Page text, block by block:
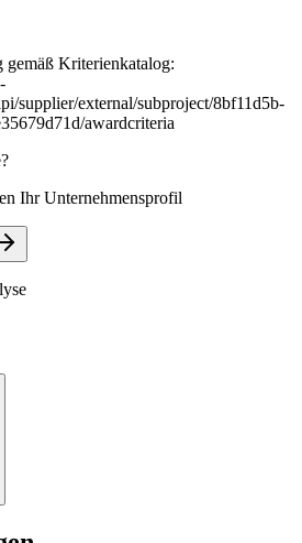
gemäß Kriterienkatalog:
supplier/external/subproject/8bf11d5b-
awardcriteria
Ihr Unternehmensprofil